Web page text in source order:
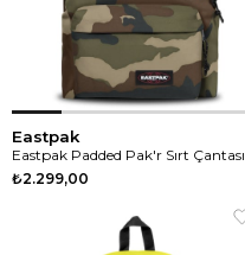
Eastpak
Eastpak Padded Pak'r Sırt Çantası
₺2.299,00